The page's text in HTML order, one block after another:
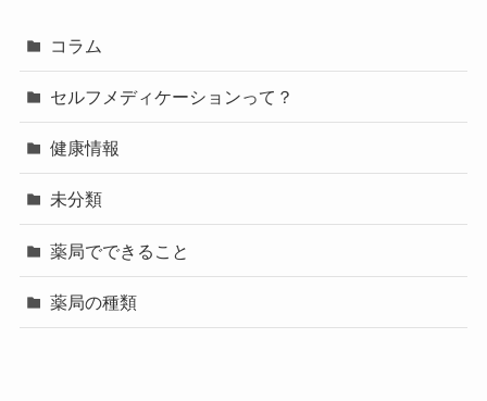
コラム
セルフメディケーションって？
健康情報
未分類
薬局でできること
薬局の種類